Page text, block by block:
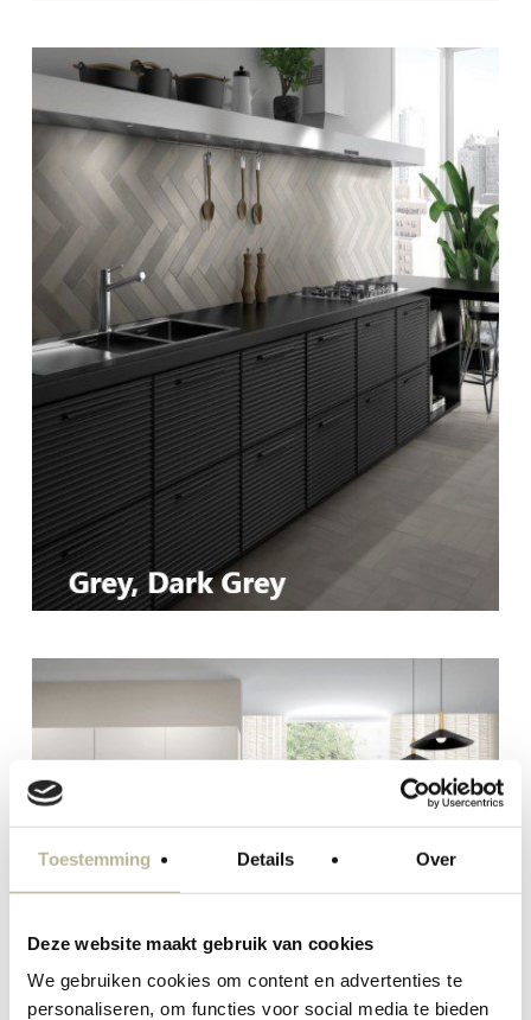
Toestemming Details Over
Deze website maakt gebruik van cookies
We gebruiken cookies om content en advertenties te
personaliseren, om functies voor social media te bieden